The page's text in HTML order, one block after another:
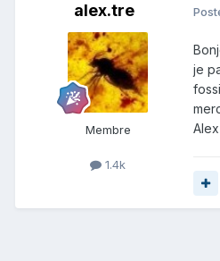
alex.tre
Membre
1.4k
je
Alex